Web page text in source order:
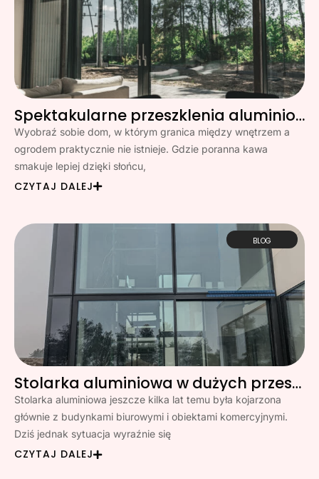
Spektakularne przeszklenia aluminiowe w Gdyni – dom otwarty na świat
Wyobraź sobie dom, w którym granica między wnętrzem a
ogrodem praktycznie nie istnieje. Gdzie poranna kawa
smakuje lepiej dzięki słońcu,
CZYTAJ DALEJ
BLOG
Stolarka aluminiowa w dużych przeszkleniach? Moda, czy stały trend?
Stolarka aluminiowa jeszcze kilka lat temu była kojarzona
głównie z budynkami biurowymi i obiektami komercyjnymi.
Dziś jednak sytuacja wyraźnie się
CZYTAJ DALEJ